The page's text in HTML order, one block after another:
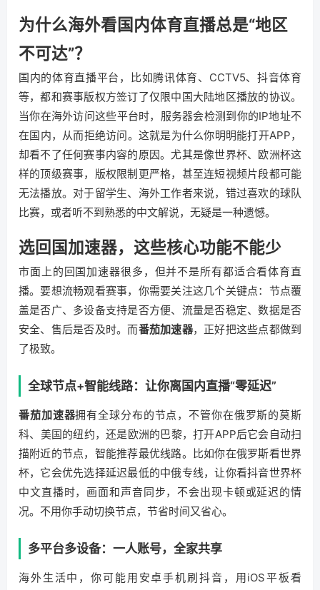
为什么海外看国内体育直播总是“地区
不可达”？
国内的体育直播平台，比如腾讯体育、CCTV5、抖音体育
等，都和赛事版权方签订了仅限中国大陆地区播放的协议。
当你在海外访问这些平台时，服务器会检测到你的IP地址不
在国内，从而拒绝访问。这就是为什么你明明能打开APP，
却看不了任何赛事内容的原因。尤其是像世界杯、欧洲杯这
样的顶级赛事，版权限制更严格，甚至连短视频片段都可能
无法播放。对于留学生、海外工作者来说，错过喜欢的球队
比赛，或者听不到熟悉的中文解说，无疑是一种遗憾。
选回国加速器，这些核心功能不能少
市面上的回国加速器很多，但并不是所有都适合看体育直
播。要想流畅观看赛事，你需要关注这几个关键点：节点覆
盖是否广、多设备支持是否方便、流量是否稳定、数据是否
安全、售后是否及时。而番茄加速器，正好把这些点都做到
了极致。
全球节点+智能线路：让你离国内直播“零延迟”
番茄加速器拥有全球分布的节点，不管你在俄罗斯的莫斯
科、美国的纽约，还是欧洲的巴黎，打开APP后它会自动扫
描附近的节点，智能推荐最优线路。比如你在俄罗斯看世界
杯，它会优先选择延迟最低的中俄专线，让你看抖音世界杯
中文直播时，画面和声音同步，不会出现卡顿或延迟的情
况。不用你手动切换节点，节省时间又省心。
多平台多设备：一人账号，全家共享
海外生活中，你可能用安卓手机刷抖音，用iOS平板看